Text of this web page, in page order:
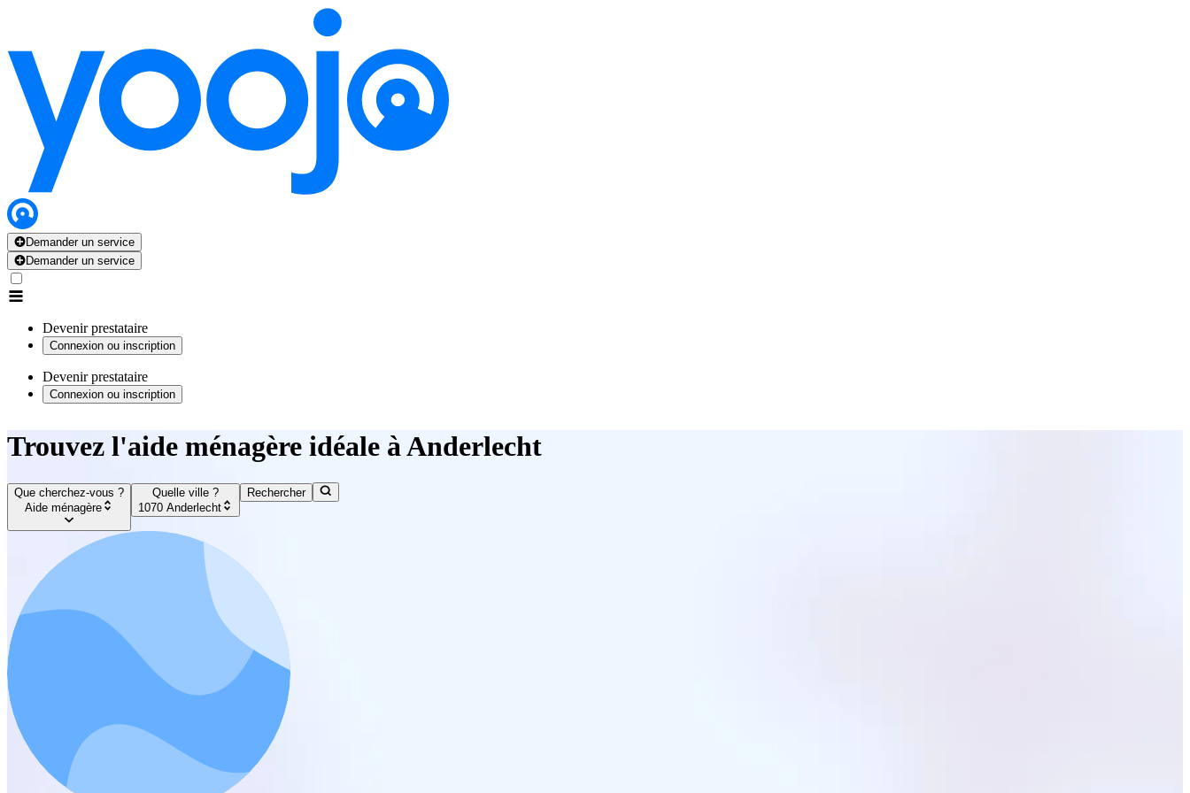
Demander un service
Demander un service
Devenir prestataire
Connexion ou inscription
Devenir prestataire
Connexion ou inscription
Trouvez l'aide ménagère idéale à Anderlecht
Que cherchez-vous ?
Aide ménagère
Quelle ville ?
1070 Anderlecht
Rechercher